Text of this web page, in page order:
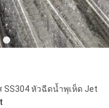
SS304 หัวฉีดน้ำพุเห็ด Jet